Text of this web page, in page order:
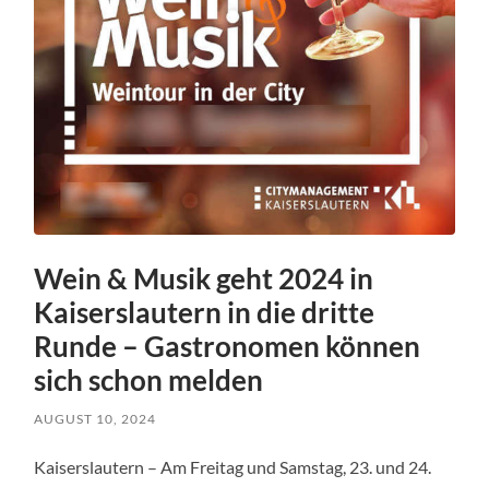
Wein & Musik geht 2024 in
Kaiserslautern in die dritte
Runde – Gastronomen können
sich schon melden
AUGUST 10, 2024
Kaiserslautern – Am Freitag und Samstag, 23. und 24.